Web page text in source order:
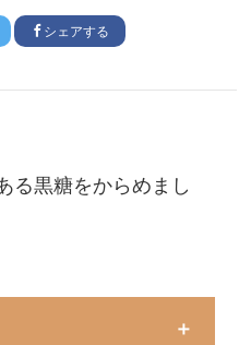
シェアする
る黒糖をからめまし